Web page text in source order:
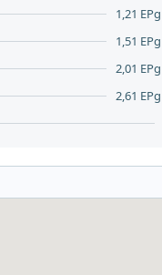
1,21
1,51
2,01
2,61